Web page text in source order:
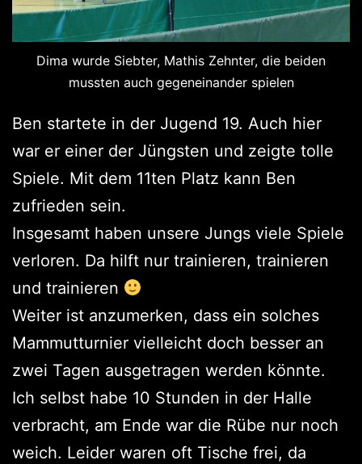
Dima wurde Siebter, Mathis Zehnter, die beiden
mussten auch gegeneinander spielen
Ben startete in der Jugend 19. Auch hier
war er einer der Jüngsten und zeigte tolle
Spiele. Mit dem 11ten Platz kann Ben
zufrieden sein.
Insgesamt haben unsere Jungs viele Spiele
verloren. Da hilft nur trainieren, trainieren
und trainieren
Weiter ist anzumerken, dass ein solches
Mammutturnier vielleicht doch besser an
zwei Tagen ausgetragen werden könnte.
Ich selbst habe 10 Stunden in der Halle
verbracht, am Ende war die Rübe nur noch
weich. Leider waren oft Tische frei, da